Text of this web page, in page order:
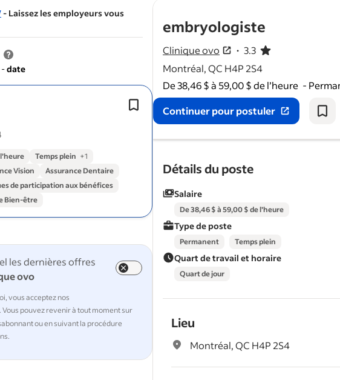
- Laissez les employeurs vous
-date
Temps plein +1
Vision
Assurance Dentaire
de participation aux bénéfices
Bien-être
Institution, établissement ou clinique
de santé.
Afficher tout :emplois Montréal
Consultez les
Clinique ovo
les dernières offres
ovo
vous acceptez nos
. Vous pouvez revenir à tout moment sur
ou en suivant la procédure
embryologiste
Clinique ovo 3.3
3.3 étoile(s) sur 5
Montréal, QC H4P 2S4
De 38,46 $ à 59,00 $ de l’heure -
Continuer pour postuler
Détails du poste
Salaire
De 38,46 $ à 59,00 $ de l’heure
Type de poste
Permanent Temps plein
Quart de travail et horaire
Quart de jour
Lieu
Montréal, QC H4P 2S4